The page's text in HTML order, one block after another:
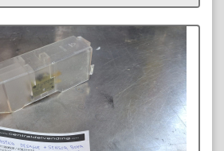
a la cesta